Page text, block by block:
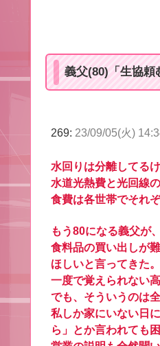
義父(80)「生協
269: 23/09/05(火)
水回りは分離してる
水道光熱費と光回線
食費は各世帯でそれ
もう80になる義父が
食料品の買い出しが
ほしいと言ってきた。
一度で覚えられない
でも、そういうのは
私しか家にいない日
ら」とか言われても困